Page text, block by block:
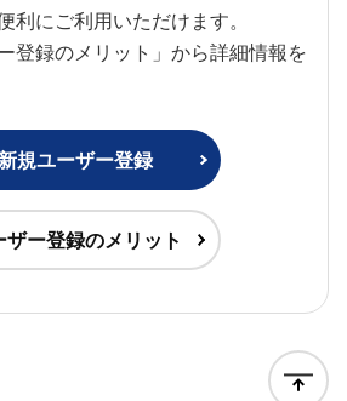
利にご利用いただけます。
登録のメリット」から詳細情報を
新規ユーザー登録
ザー登録のメリット